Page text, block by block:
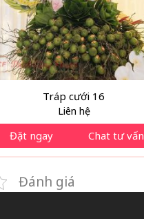
Tráp cưới 16
Liên hệ
Đặt ngay Chat tư vấn
Đánh giá